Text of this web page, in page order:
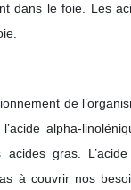
dans le foie. Les
de
alpha-
gras.
à couvrir nos